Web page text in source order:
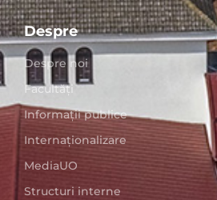
Despre
Despre noi
Facultăți
Informații publice
Internaționalizare
MediaUO
Structuri interne